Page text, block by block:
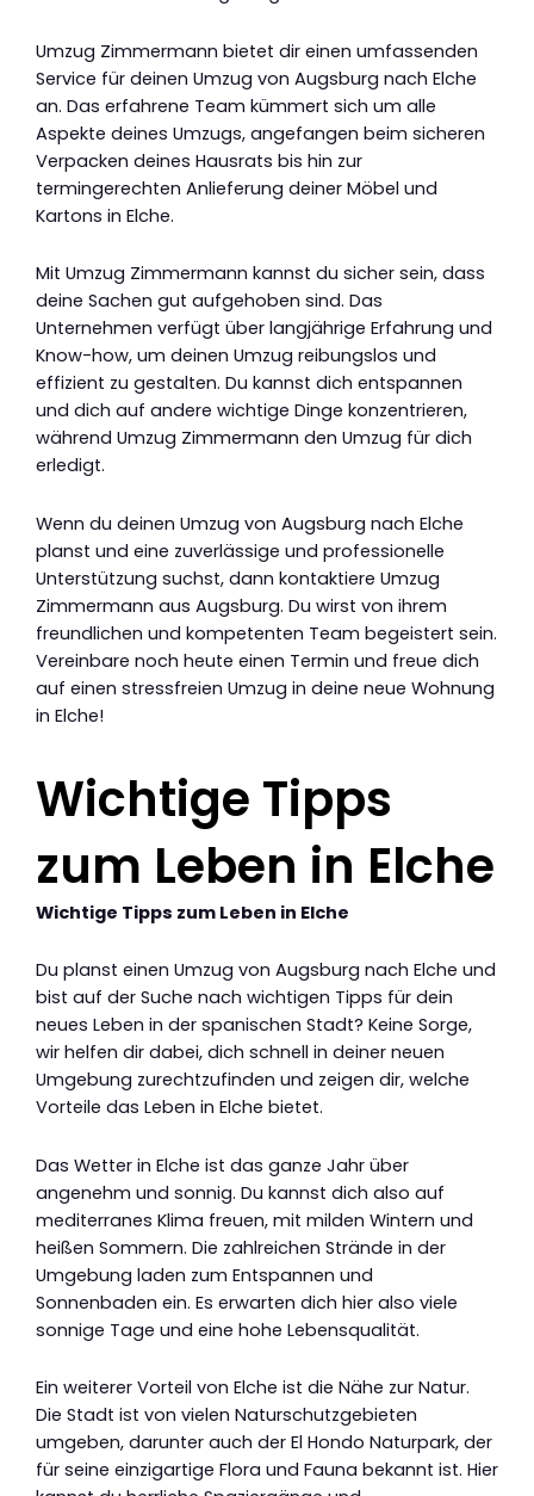
Umzug Zimmermann bietet dir einen umfassenden
Service für deinen Umzug von Augsburg nach Elche
an. Das erfahrene Team kümmert sich um alle
Aspekte deines Umzugs, angefangen beim sicheren
Verpacken deines Hausrats bis hin zur
termingerechten Anlieferung deiner Möbel und
Kartons in Elche.
Mit Umzug Zimmermann kannst du sicher sein, dass
deine Sachen gut aufgehoben sind. Das
Unternehmen verfügt über langjährige Erfahrung und
Know-how, um deinen Umzug reibungslos und
effizient zu gestalten. Du kannst dich entspannen
und dich auf andere wichtige Dinge konzentrieren,
während Umzug Zimmermann den Umzug für dich
erledigt.
Wenn du deinen Umzug von Augsburg nach Elche
planst und eine zuverlässige und professionelle
Unterstützung suchst, dann kontaktiere Umzug
Zimmermann aus Augsburg. Du wirst von ihrem
freundlichen und kompetenten Team begeistert sein.
Vereinbare noch heute einen Termin und freue dich
auf einen stressfreien Umzug in deine neue Wohnung
in Elche!
Wichtige Tipps
zum Leben in Elche
Wichtige Tipps zum Leben in Elche
Du planst einen Umzug von Augsburg nach Elche und
bist auf der Suche nach wichtigen Tipps für dein
neues Leben in der spanischen Stadt? Keine Sorge,
wir helfen dir dabei, dich schnell in deiner neuen
Umgebung zurechtzufinden und zeigen dir, welche
Vorteile das Leben in Elche bietet.
Das Wetter in Elche ist das ganze Jahr über
angenehm und sonnig. Du kannst dich also auf
mediterranes Klima freuen, mit milden Wintern und
heißen Sommern. Die zahlreichen Strände in der
Umgebung laden zum Entspannen und
Sonnenbaden ein. Es erwarten dich hier also viele
sonnige Tage und eine hohe Lebensqualität.
Ein weiterer Vorteil von Elche ist die Nähe zur Natur.
Die Stadt ist von vielen Naturschutzgebieten
umgeben, darunter auch der El Hondo Naturpark, der
für seine einzigartige Flora und Fauna bekannt ist. Hier